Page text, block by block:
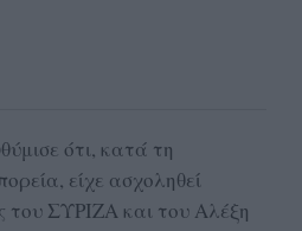
ότι, κατά τη
είχε ασχοληθεί
του ΣΥΡΙΖΑ και του Αλέξη